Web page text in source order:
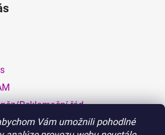
Vám umožnili pohodlné
Reklamační řád